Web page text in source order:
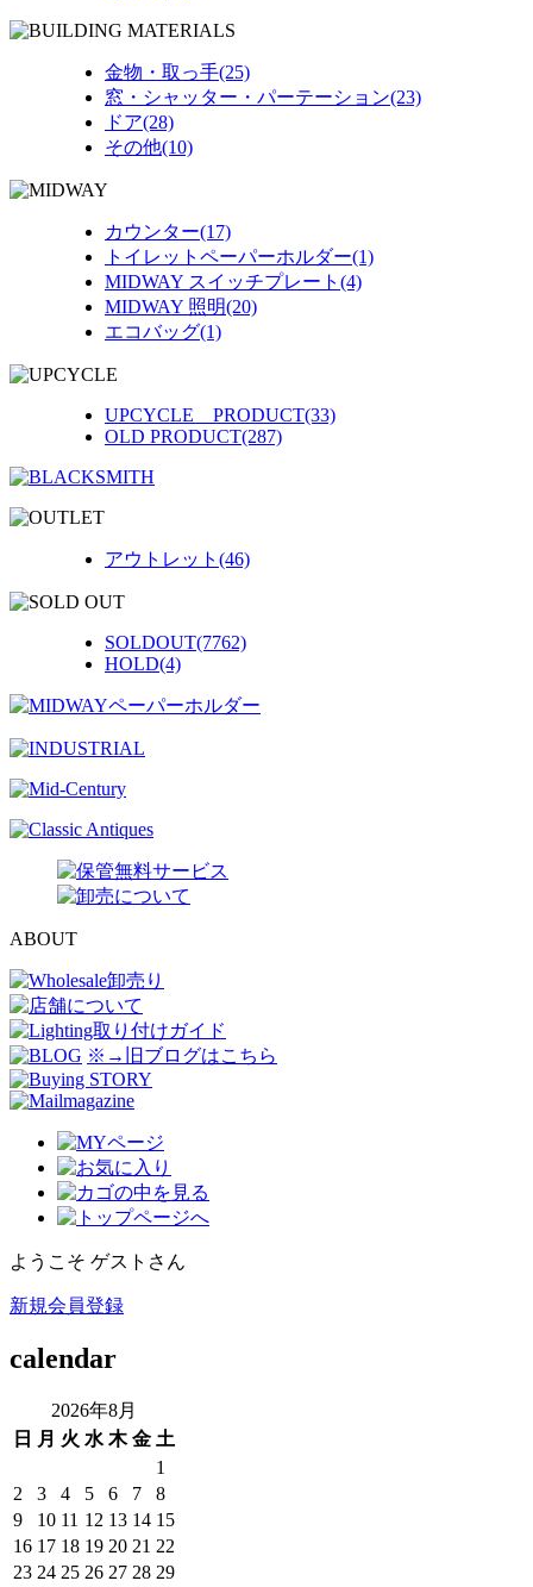
金物・取っ手(25)
窓・シャッター・パーテーション(23)
ドア(28)
その他(10)
カウンター(17)
トイレットペーパーホルダー(1)
MIDWAY スイッチプレート(4)
MIDWAY 照明(20)
エコバッグ(1)
UPCYCLE PRODUCT(33)
OLD PRODUCT(287)
アウトレット(46)
SOLDOUT(7762)
HOLD(4)
ABOUT
※→旧ブログはこちら
ようこそ ゲストさん
新規会員登録
calendar
2026年8月
日
月 火 水 木 金 土
1
2
3 4 5 6 7
8
9
10 11 12 13 14 15
16 17 18 19 20 21 22
23 24 25 26 27 28 29